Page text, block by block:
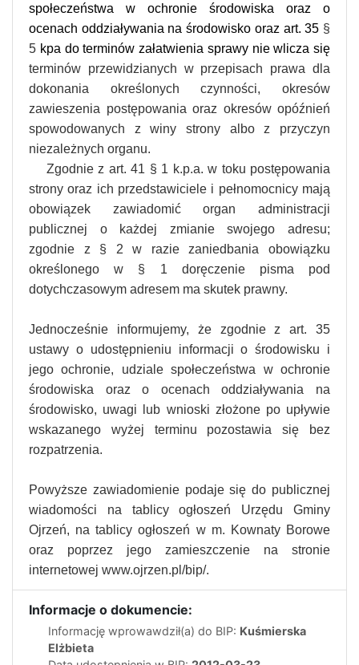
społeczeństwa w ochronie środowiska oraz o
ocenach oddziaływania na środowisko oraz art. 35 §
5 kpa do terminów załatwienia sprawy nie wlicza się
terminów przewidzianych w przepisach prawa dla
dokonania określonych czynności, okresów
zawieszenia postępowania oraz okresów opóźnień
spowodowanych z winy strony albo z przyczyn
niezależnych organu.
Zgodnie z art. 41 § 1 k.p.a. w toku postępowania
strony oraz ich przedstawiciele i pełnomocnicy mają
obowiązek zawiadomić organ administracji
publicznej o każdej zmianie swojego adresu;
zgodnie z § 2 w razie zaniedbania obowiązku
określonego w § 1 doręczenie pisma pod
dotychczasowym adresem ma skutek prawny.
Jednocześnie informujemy, że zgodnie z art. 35
ustawy o udostępnieniu informacji o środowisku i
jego ochronie, udziale społeczeństwa w ochronie
środowiska oraz o ocenach oddziaływania na
środowisko, uwagi lub wnioski złożone po upływie
wskazanego wyżej terminu pozostawia się bez
rozpatrzenia.
Powyższe zawiadomienie podaje się do publicznej
wiadomości na tablicy ogłoszeń Urzędu Gminy
Ojrzeń, na tablicy ogłoszeń w m. Kownaty Borowe
oraz poprzez jego zamieszczenie na stronie
internetowej www.ojrzen.pl/bip/.
Informacje o dokumencie:
Informację wprowawdził(a) do BIP: Kuśmierska
Elżbieta